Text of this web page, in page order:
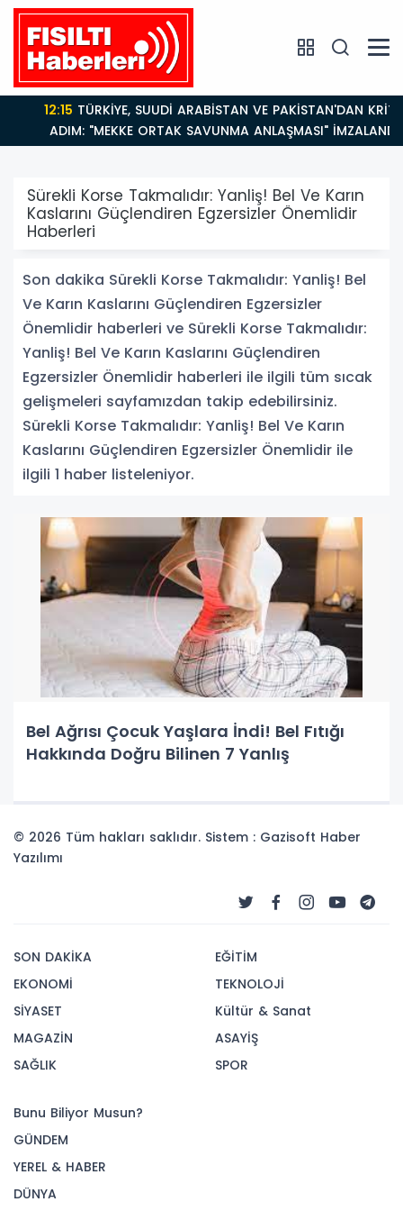
12:15TÜRKİYE, SUUDİ ARABİSTAN VE PAKİSTAN'DAN KRİTİK
ADIM: "MEKKE ORTAK SAVUNMA ANLAŞMASI" İMZALANDI!
Sürekli Korse Takmalıdır: Yanliş! Bel Ve Karın
Kaslarını Güçlendiren Egzersizler Önemlidir
Haberleri
Son dakika Sürekli Korse Takmalıdır: Yanliş! Bel
Ve Karın Kaslarını Güçlendiren Egzersizler
Önemlidir haberleri ve Sürekli Korse Takmalıdır:
Yanliş! Bel Ve Karın Kaslarını Güçlendiren
Egzersizler Önemlidir haberleri ile ilgili tüm sıcak
gelişmeleri sayfamızdan takip edebilirsiniz.
Sürekli Korse Takmalıdır: Yanliş! Bel Ve Karın
Kaslarını Güçlendiren Egzersizler Önemlidir ile
ilgili 1 haber listeleniyor.
Bel Ağrısı Çocuk Yaşlara İndi! Bel Fıtığı
Hakkında Doğru Bilinen 7 Yanlış
© 2026 Tüm hakları saklıdır. Sistem : Gazisoft Haber
Yazılımı
SON DAKİKA
EKONOMİ
SİYASET
MAGAZİN
SAĞLIK
EĞİTİM
TEKNOLOJİ
Kültür & Sanat
ASAYİŞ
SPOR
Bunu Biliyor Musun?
GÜNDEM
YEREL & HABER
DÜNYA